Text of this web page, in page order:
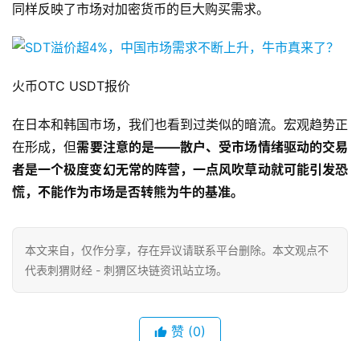
同样反映了市场对加密货币的巨大购买需求。
火币OTC USDT报价
在日本和韩国市场，我们也看到过类似的暗流。宏观趋势正
在形成，但需要注意的是——散户、受市场情绪驱动的交易
者是一个极度变幻无常的阵营，一点风吹草动就可能引发恐
慌，不能作为市场是否转熊为牛的基准。
本文来自 ，仅作分享，存在异议请联系平台删除。本文观点不
代表刺猬财经 - 刺猬区块链资讯站立场。
赞 (0)